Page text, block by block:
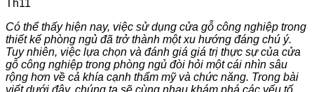
Th11
Có thể thấy hiện nay, việc sử dụng cửa gỗ công nghiệp trong
thiết kế phòng ngủ đã trở thành một xu hướng đáng chú ý.
Tuy nhiên, việc lựa chọn và đánh giá giá trị thực sự của cửa
gỗ công nghiệp trong phòng ngủ đòi hỏi một cái nhìn sâu
rộng hơn về cả khía cạnh thẩm mỹ và chức năng. Trong bài
viết dưới đây, chúng ta sẽ cùng nhau khám phá các yếu tố